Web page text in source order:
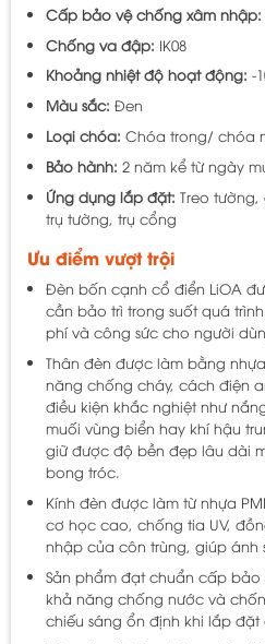
Cấp bảo vệ chống xâm nhập:
Chống va đập: IK08
Khoảng nhiệt độ hoạt động: -
Màu sắc: Đen
Loại chóa: Chóa trong/ chóa
Bảo hành: 2 năm kể từ ngày
Ứng dụng lắp đặt: Treo
trụ tường, trụ cổng
Ưu điểm vượt trội
Đèn bốn cạnh cổ điển LiOA
cần bảo trì trong suốt quá
phí và công sức cho người
Thân đèn được làm bằng
năng chống cháy, cách điện
điều kiện khắc nghiệt như
muối vùng biển hay khí hậu
giữ được độ bền đẹp lâu dài
bong tróc.
Kính đèn được làm từ nhựa
cơ học cao, chống tia UV,
nhập của côn trùng, giúp ánh
Sản phẩm đạt chuẩn cấp bảo
khả năng chống nước và
chiếu sáng ổn định khi lắp